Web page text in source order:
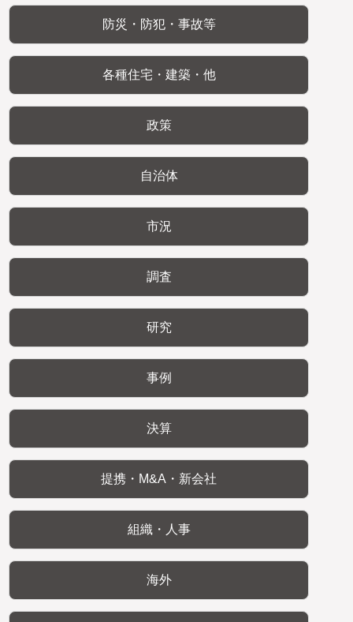
防災・防犯・事故等
各種住宅・建築・他
政策
自治体
市況
調査
研究
事例
決算
提携・M&A・新会社
組織・人事
海外